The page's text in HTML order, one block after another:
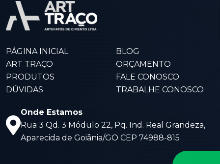
PÁGINA INICIAL
ART TRAÇO
PRODUTOS
DÚVIDAS
BLOG
ORÇAMENTO
FALE CONOSCO
TRABALHE CONOSCO
Onde Estamos
Rua 3 Qd. 3 Módulo 22, Pq. Ind. Real Grandeza,
Aparecida de Goiânia/GO CEP 74988-815